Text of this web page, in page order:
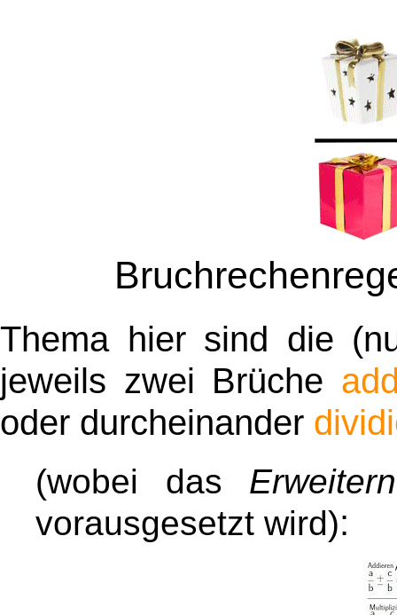
Thema hier sind die
jeweils zwei Brüche
oder durcheinander
(wobei das Erweitern
vorausgesetzt wird):